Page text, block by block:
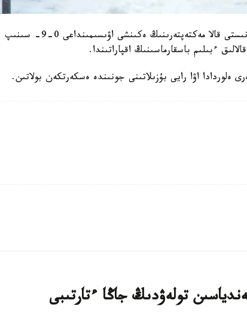
«22- قاڭتار كۇنى اۋا رايىنىڭ قولايسىزدىعىنا بايلانىستى قالا مەكتەپتەرىنىڭ ەكىنشى اۋىسىمىنداعى 0-9- سىنىپ
ءبىلىم باسقارماسىنىڭ اقپاراتىندا.
تولەۋدىڭ جاڭا ءتارتىبى